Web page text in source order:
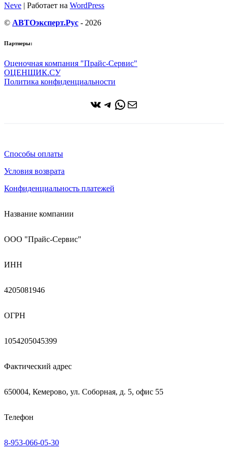
Neve | Работает на WordPress
© АВТОэксперт.Рус - 2026
Партнеры:
Оценочная компания "Прайс-Сервис"
ОЦЕНЩИК.СУ
Политика конфиденциальности
ВКонтакте
Telegram
WhatsApp
Почта
Способы оплаты
Условия возврата
Конфиденциальность платежей
Название компании
ООО "Прайс-Сервис"
ИНН
4205081946
ОГРН
1054205045399
Фактический адрес
650004, Кемерово, ул. Соборная, д. 5, офис 55
Телефон
8-953-066-05-30